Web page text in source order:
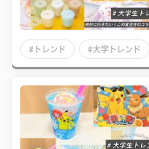
#トレンド #大学トレンド